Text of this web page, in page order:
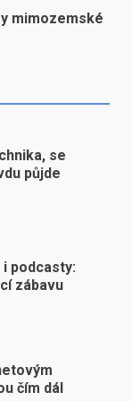
mimozemské
se
půjde
podcasty:
zábavu
čím dál